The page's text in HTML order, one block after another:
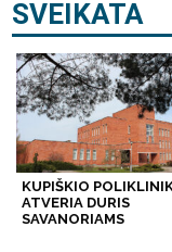
SVEIKATA
KUPIŠKIO
ATVERIA DURIS
SAVANORIAMS